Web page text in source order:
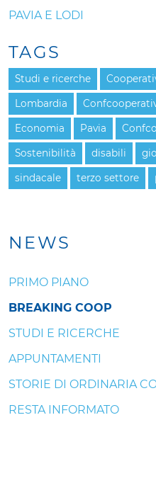
NEWS
PRIMO PIANO
BREAKING COOP
STUDI E RICERCHE
APPUNTAMENTI
STORIE DI ORDINARIA
RESTA INFORMATO
PAVIA E LODI
TAGS
Studi e ricerche
Lombardia
Economia Pavia
Sostenibilità disabili
sindacale terzo settore